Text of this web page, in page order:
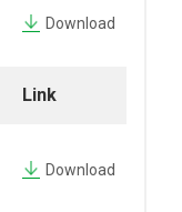
Download
Link
Download